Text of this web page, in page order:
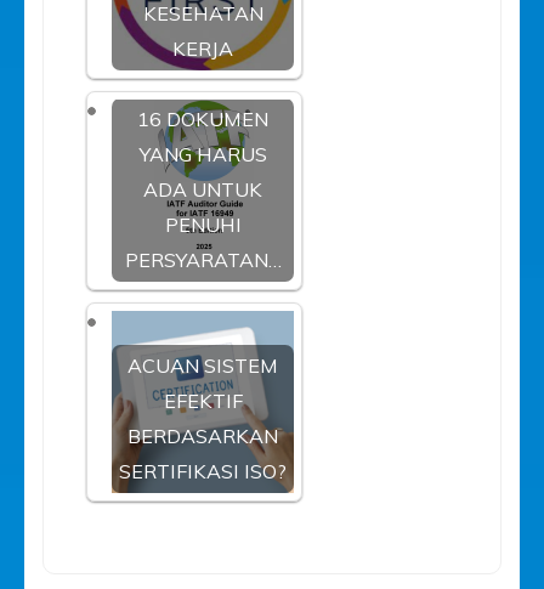
KESEHATAN
KERJA
16 DOKUMEN
YANG HARUS
ADA UNTUK
PENUHI
PERSYARATAN…
ACUAN SISTEM
EFEKTIF
BERDASARKAN
SERTIFIKASI ISO?